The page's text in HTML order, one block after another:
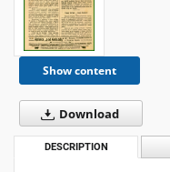
Show content
Download
DESCRIPTION